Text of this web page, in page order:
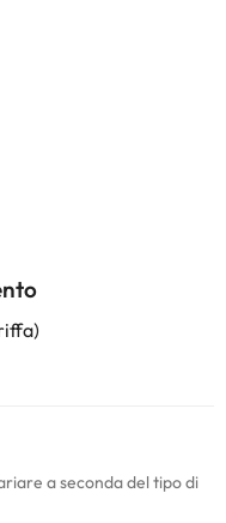
a seconda del tipo di